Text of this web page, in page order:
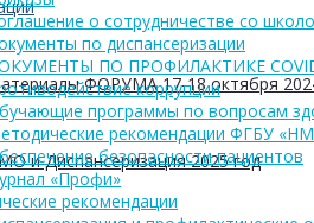
ФОРУМА 17-18 октября
и Диспансеризация 2025 год
о сотрудничестве со
по диспансеризации
ПО ПРОФИЛАКТИКЕ
коррупции
программы по вопросам
рекомендации ФГБУ
безопасности пациентов
«Профи»
рекомендации